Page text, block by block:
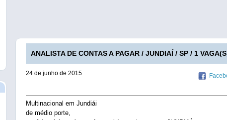
ANALISTA DE CONTAS A PAGAR / JUNDIAÍ / SP / 1
24 de junho de 2015
Multinacional em Jundiái
de médio porte,